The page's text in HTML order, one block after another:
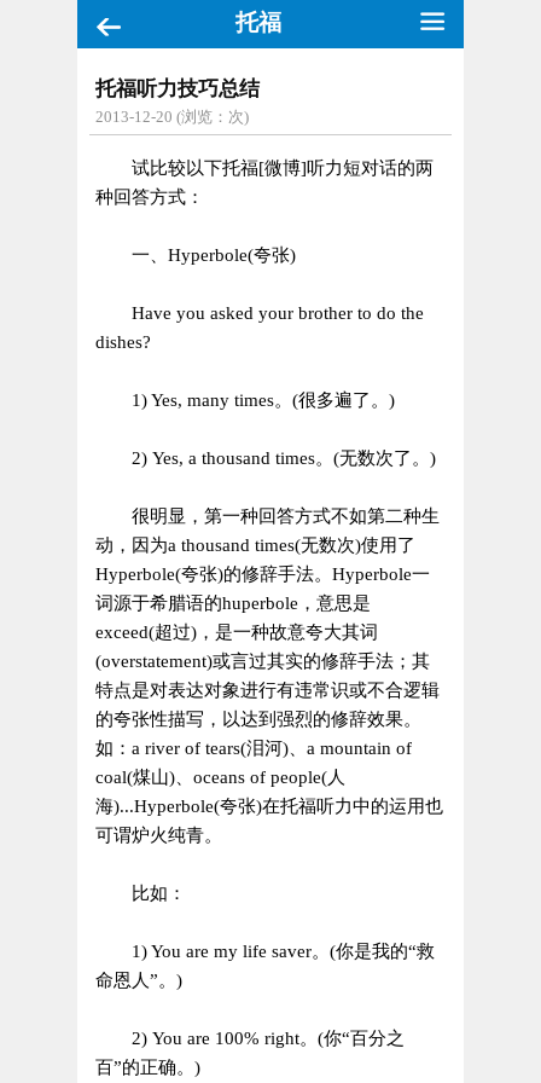
托福
托福听力技巧总结
2013-12-20 (浏览： 次)
试比较以下托福[微博]听力短对话的两
种回答方式：
一、Hyperbole(夸张)
Have you asked your brother to do the
dishes?
1) Yes, many times。(很多遍了。)
2) Yes, a thousand times。(无数次了。)
很明显，第一种回答方式不如第二种生
动，因为a thousand times(无数次)使用了
Hyperbole(夸张)的修辞手法。Hyperbole一
词源于希腊语的huperbole，意思是
exceed(超过)，是一种故意夸大其词
(overstatement)或言过其实的修辞手法；其
特点是对表达对象进行有违常识或不合逻辑
的夸张性描写，以达到强烈的修辞效果。
如：a river of tears(泪河)、a mountain of
coal(煤山)、oceans of people(人
海)...Hyperbole(夸张)在托福听力中的运用也
可谓炉火纯青。
比如：
1) You are my life saver。(你是我的“救
命恩人”。)
2) You are 100% right。(你“百分之
百”的正确。)